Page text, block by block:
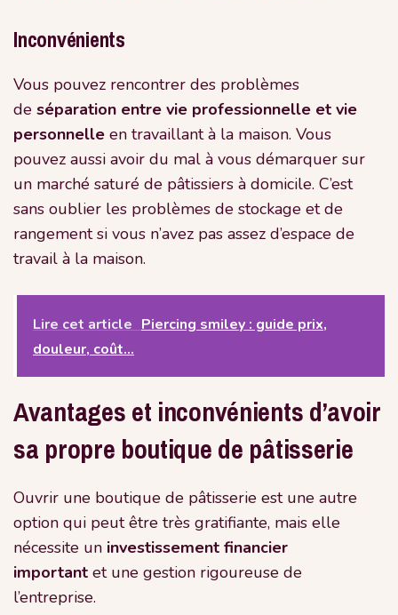
Inconvénients
Vous pouvez rencontrer des problèmes
de séparation entre vie professionnelle et vie
personnelle en travaillant à la maison. Vous
pouvez aussi avoir du mal à vous démarquer sur
un marché saturé de pâtissiers à domicile. C’est
sans oublier les problèmes de stockage et de
rangement si vous n’avez pas assez d’espace de
travail à la maison.
Lire cet article Piercing smiley : guide prix,
douleur, coût...
Avantages et inconvénients d’avoir
sa propre boutique de pâtisserie
Ouvrir une boutique de pâtisserie est une autre
option qui peut être très gratifiante, mais elle
nécessite un investissement financier
important et une gestion rigoureuse de
l’entreprise.